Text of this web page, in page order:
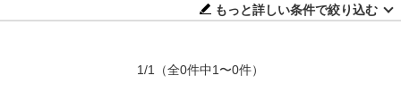
もっと詳しい条件で絞り込む
1/1 （全0件中1〜0件）